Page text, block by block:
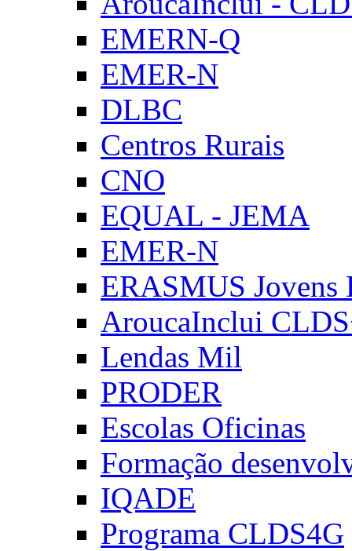
EMERN-Q
EMER-N
DLBC
Centros Rurais
CNO
EQUAL - JEMA
EMER-N
ERASMUS Jovens
AroucaInclui
Lendas Mil
PRODER
Escolas Oficinas
Formação
IQADE
Programa CLDS4G